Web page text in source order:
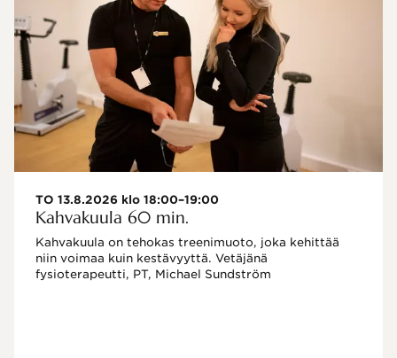
TO 13.8.2026 klo 18:00–19:00
Kahvakuula 60 min.
Kahvakuula on tehokas treenimuoto, joka kehittää
niin voimaa kuin kestävyyttä. Vetäjänä
fysioterapeutti, PT, Michael Sundström